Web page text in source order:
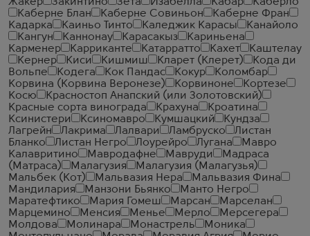
Каберне Блан
Каберне Совиньон
Каберне Фран
Кадарка
Каиньо Тинто Каледжик Карасы
Канайоло
Кангун
Каннонау Карасакыз
Кариньена
Карменер
Карриканте Катарратто Кахет
Каштелау
Кернер
Киси Кишмиш Кларет (Клерет)
Кода ди
Вольпе
Кодега Кок Пандас Кокур
Коломбар
Корвина (Корвина Веронезе)
Корвиноне
Кортезе
Косю
Красностоп Анапский (или Золотовский)
Красные сорта винограда
Крахуна
Кроатина
Ксинистери
Ксиномавро Кумшацкий
Кундза
Лагрейн
Лакрима Лалвари Ламбруско
Листан
Бланко
Листан Негро Лоурейро Лугана
Мавро
Калавритино
Мавродафне Мавруди
Мадраса
(Матраса)
Малагузия
Малагузия (Малагузья)
Мальбек (Кот)
Мальвазия Нера
Мальвазия Фина
Мандилария
Манзони Бьянко
Манто Негро
Маратефтико
Мария Гомеш Марсан
Марселан
Марцемино
Менсия Менье Мерло
Мерсегера
Молдова
Молинара Монастрель
Моника